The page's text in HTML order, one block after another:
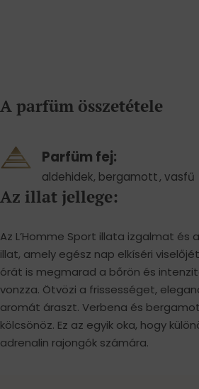
A parfüm összetétele
Parfüm fej:
aldehidek, bergamott, vasfű
Az illat jellege:
Az L’Homme Sport illata izgalmat
illat, amely egész nap elkíséri
órát is megmarad a bőrön és
vonzza. Ötvözi a frissességet,
aromát áraszt. Verbena és
kölcsönöz. Ez az egyik oka, hogy
adrenalin rajongók számára.